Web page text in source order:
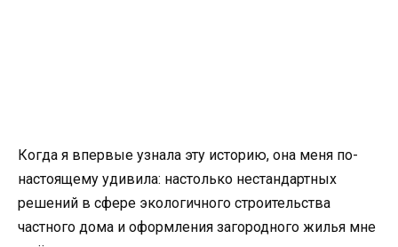
Когда я впервые узнала эту историю, она меня по-
настоящему удивила: настолько нестандартных
решений в сфере экологичного строительства
частного дома и оформления загородного жилья мне